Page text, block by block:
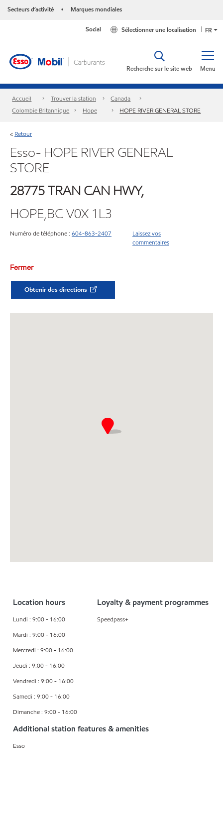
Secteurs d’activité • Marques mondiales
FR
Sélectionner une localisation
Social
Menu
Recherche sur le site web
Accueil Trouver la station
Canada
Colombie Britannique
Hope HOPE RIVER GENERAL STORE
< Retour
Esso- HOPE RIVER GENERAL
STORE
28775 TRAN CAN HWY,
HOPE,BC V0X 1L3
Numéro de téléphone : 604-863-2407
Laissez vos
commentaires
Fermer
Obtenir des directions
Location hours
Lundi : 9:00 - 16:00
Mardi : 9:00 - 16:00
Mercredi : 9:00 - 16:00
Jeudi : 9:00 - 16:00
Vendredi : 9:00 - 16:00
Samedi : 9:00 - 16:00
Dimanche : 9:00 - 16:00
Loyalty & payment programmes
Speedpass+
Additional station features & amenities
Esso